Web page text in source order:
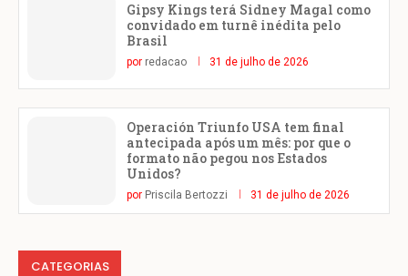
Gipsy Kings terá Sidney Magal como
convidado em turnê inédita pelo
Brasil
por redacao 31 de julho de 2026
Operación Triunfo USA tem final
antecipada após um mês: por que o
formato não pegou nos Estados
Unidos?
por Priscila Bertozzi 31 de julho de 2026
CATEGORIAS